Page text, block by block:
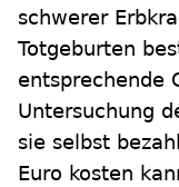
schwerer
Totgeburten
entsprechende
Untersuchung
sie selbst
Euro kosten